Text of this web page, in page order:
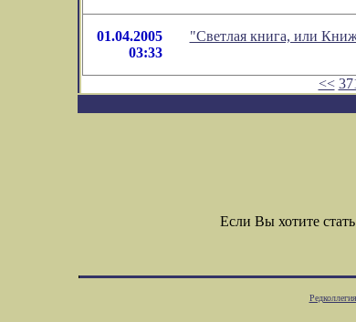
01.04.2005
03:33
"Светлая книга, или
<<
Если Вы хотите
Редколлегия